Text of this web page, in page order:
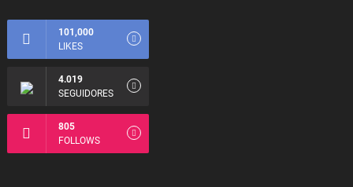
101,000
LIKES
4.019
SEGUIDORES
805
FOLLOWS